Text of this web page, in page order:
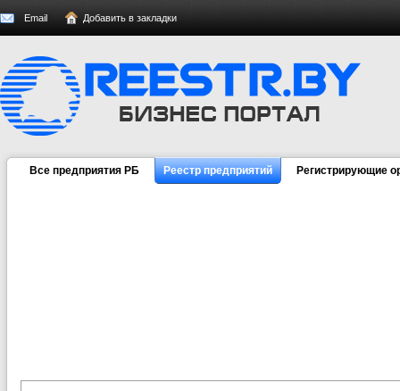
Email Добавить в закладки
Все предприятия РБ Реестр предприятий Регистрирующие